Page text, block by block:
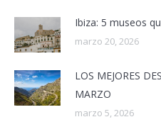
Ibiza: 5 museos
marzo 20, 2026
LOS MEJORES
MARZO
marzo 5, 2026